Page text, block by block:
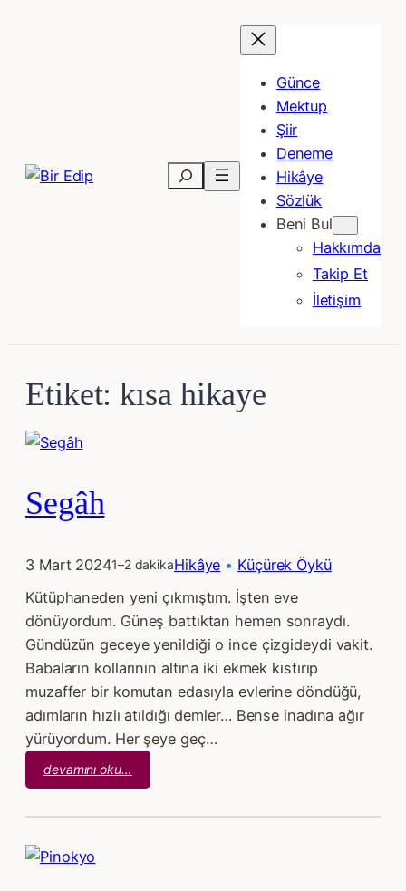
Ara
Günce
Mektup
Şiir
Deneme
Hikâye
Sözlük
Beni Bul
Hakkımda
Takip Et
İletişim
Etiket:kısa hikaye
Segâh
3 Mart 20241–2 dakikaHikâye • Küçürek Öykü
Kütüphaneden yeni çıkmıştım. İşten eve
dönüyordum. Güneş battıktan hemen sonraydı.
Gündüzün geceye yenildiği o ince çizgideydi vakit.
Babaların kollarının altına iki ekmek kıstırıp
muzaffer bir komutan edasıyla evlerine döndüğü,
adımların hızlı atıldığı demler… Bense inadına ağır
yürüyordum. Her şeye geç…
devamını oku…
Segâh